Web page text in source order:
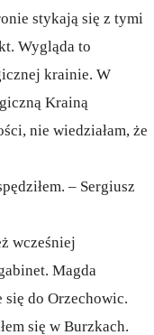
stykają się z tymi
Wygląda to
krainie. W
Krainą
nie wiedziałam, że
– Sergiusz
wcześniej
Magda
się do Orzechowic.
się w Burzkach.